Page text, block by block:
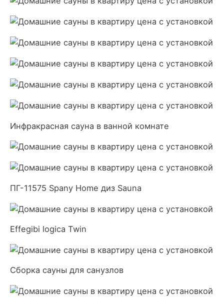
Инфракрасная сауна в ванной комнате
ПГ-11575 Spany Home диз Sauna
Effegibi logica Twin
Сборка сауны для санузлов